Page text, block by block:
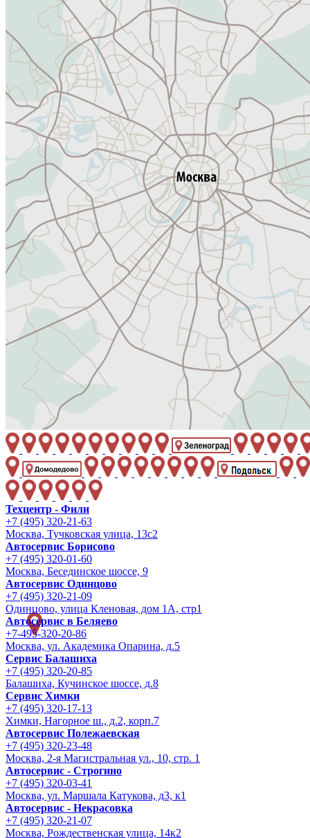
Техцентр - Фили
+7 (495) 320-21-63
Москва, Тучковская улица, 13с2
Автосервис Борисово
+7 (495) 320-01-60
Москва, Бесединское шоссе, 9
Автосервис Одинцово
+7 (495) 320-21-09
Одинцово, улица Кленовая, дом 1А, стр1
Автосервис в Беляево
+7-495-320-20-86
Москва, ул. Академика Опарина, д.5
Сервис Балашиха
+7 (495) 320-20-85
Балашиха, Кучинское шоссе, д.8
Сервис Химки
+7 (495) 320-17-13
Химки, Нагорное ш., д.2, корп.7
Автосервис Полежаевская
+7 (495) 320-23-48
Москва, 2-я Магистральная ул., 10, стр. 1
Автосервис - Строгино
+7 (495) 320-03-41
Москва, ул. Маршала Катукова, д3, к1
Автосервис - Некрасовка
+7 (495) 320-21-07
Москва, Рождественская улица, 14к2